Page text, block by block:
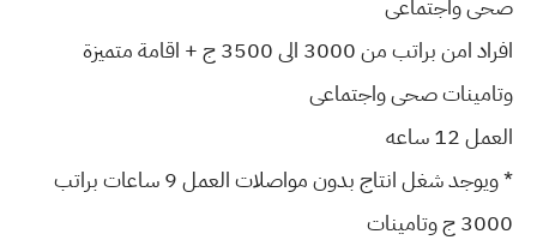
صحى واجتماعى
افراد امن براتب من 3000 الى 3500 ج + اقامة متميزة
وتامينات صحى واجتماعى
العمل 12 ساعه
* ويوجد شغل انتاج بدون مواصلات العمل 9 ساعات براتب
3000 ج وتامينات